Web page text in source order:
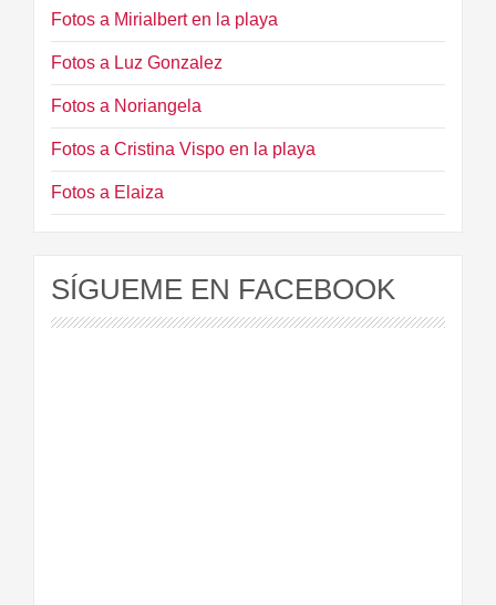
Fotos a Mirialbert en la playa
Fotos a Luz Gonzalez
Fotos a Noriangela
Fotos a Cristina Vispo en la playa
Fotos a Elaiza
SÍGUEME EN FACEBOOK